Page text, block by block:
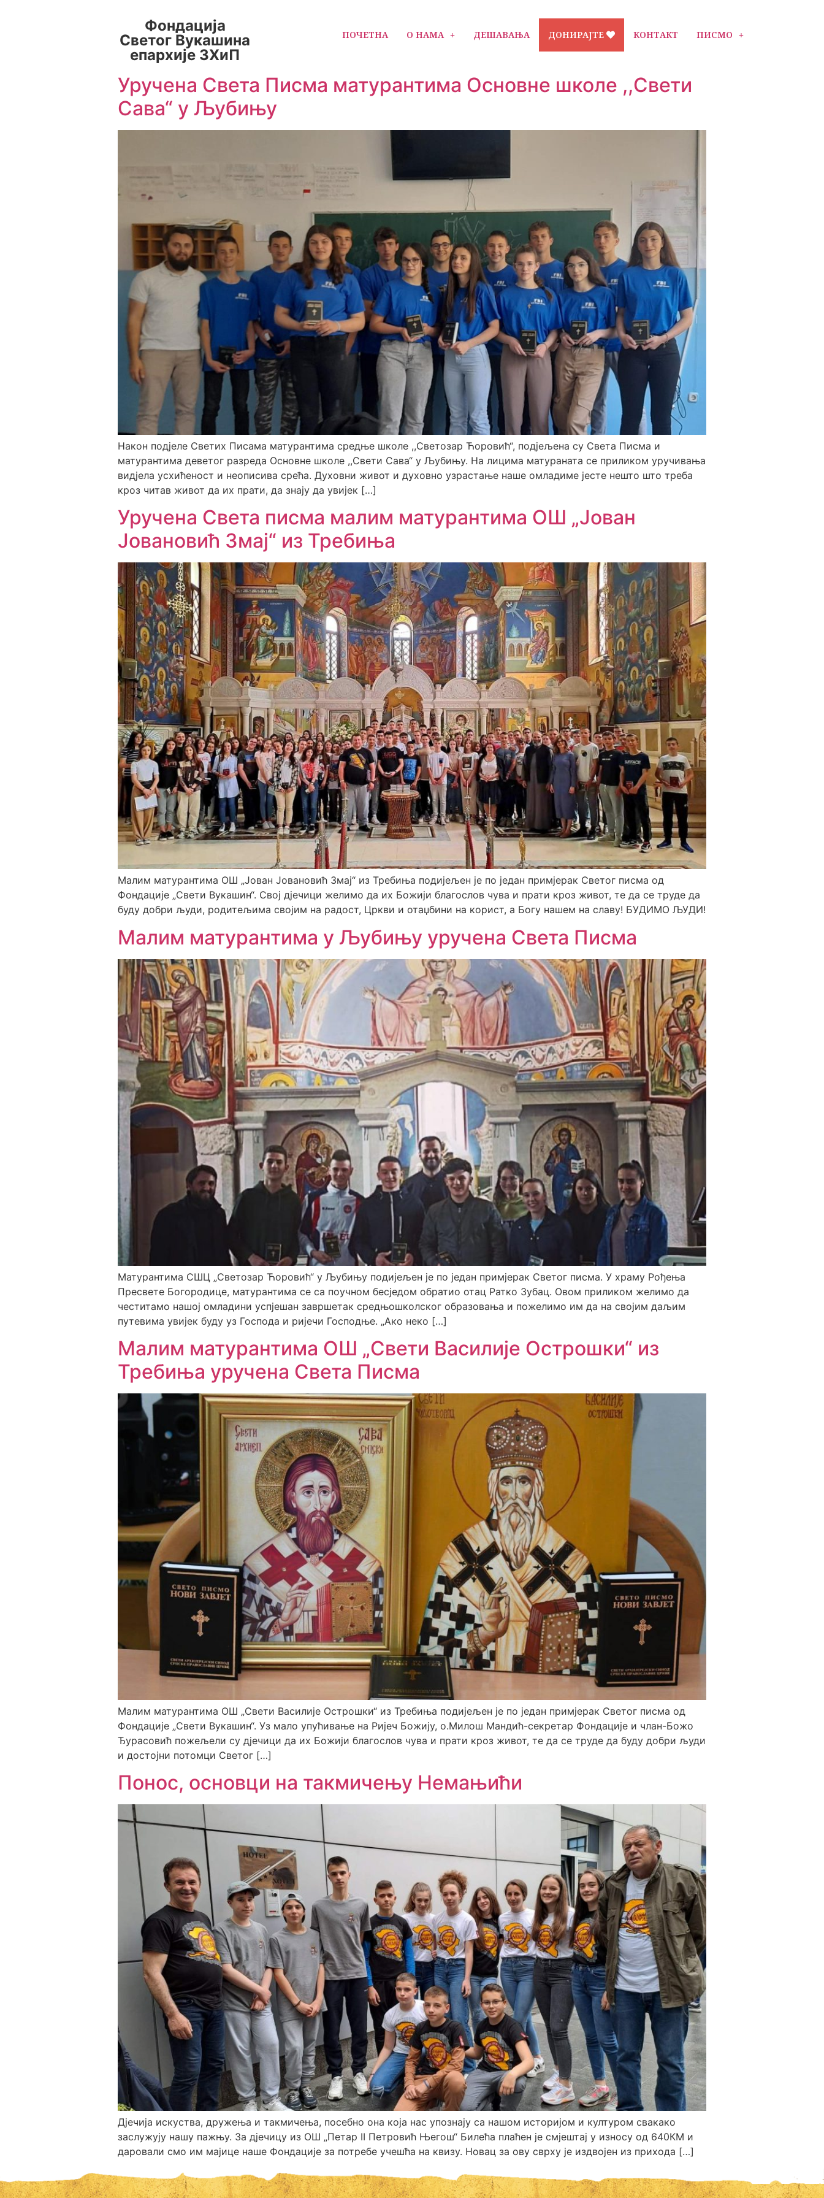
Фондација
Светог Вукашина
епархије ЗХиП
ПОЧЕТНА О НАМА ДЕШАВАЊА ДОНИРАЈТЕ КОНТАКТ ПИСМО
Уручена Света Писма матурантима Основне школе ,,Свети
Сава“ у Љубињу
Након подјеле Светих Писама матурантима средње школе ,,Светозар Ћоровић“, подјељена су Света Писма и
матурантима деветог разреда Основне школе ,,Свети Сава“ у Љубињу. На лицима матураната се приликом уручивања
видјела усхићеност и неописива срећа. Духовни живот и духовно узрастање наше омладиме јесте нешто што треба
кроз читав живот да их прати, да знају да увијек […]
Уручена Света писма малим матурантима ОШ „Јован
Јовановић Змај“ из Требиња
Малим матурантима ОШ „Јован Јовановић Змај“ из Требиња подијељен је по један примјерак Светог писма од
Фондације „Свети Вукашин“. Свој дјечици желимо да их Божији благослов чува и прати кроз живот, те да се труде да
буду добри људи, родитељима својим на радост, Цркви и отаџбини на корист, а Богу нашем на славу! БУДИМО ЉУДИ!
Малим матурантима у Љубињу уручена Света Писма
Матурантима СШЦ „Светозар Ћоровић“ у Љубињу подијељен је по један примјерак Светог писма. У храму Рођења
Пресвете Богородице, матурантима се са поучном бесједом обратио отац Ратко Зубац. Овом приликом желимо да
честитамо нашој омладини успјешан завршетак средњошколског образовања и пожелимо им да на својим даљим
путевима увијек буду уз Господа и ријечи Господње. „Ако неко […]
Малим матурантима ОШ „Свети Василије Острошки“ из
Требиња уручена Света Писма
Малим матурантима ОШ „Свети Василије Острошки“ из Требиња подијељен је по један примјерак Светог писма од
Фондације „Свети Вукашин“. Уз мало упућивање на Ријеч Божију, о.Милош Мандић-секретар Фондације и члан-Божо
Ђурасовић пожељели су дјечици да их Божији благослов чува и прати кроз живот, те да се труде да буду добри људи
и достојни потомци Светог […]
Понос, основци на такмичењу Немањићи
Дјечија искуства, дружења и такмичења, посебно она која нас упознају са нашом историјом и културом свакако
заслужују нашу пажњу. За дјечицу из ОШ „Петар II Петровић Његош“ Билећа плаћен је смјештај у износу од 640КМ и
даровали смо им мајице наше Фондације за потребе учешћа на квизу. Новац за ову сврху је издвојен из прихода […]